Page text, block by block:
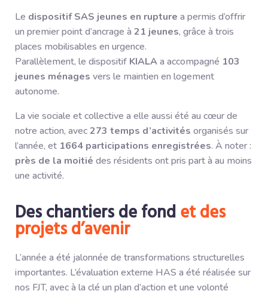
Le dispositif SAS jeunes en rupture a permis d’offrir
un premier point d’ancrage à 21 jeunes, grâce à trois
places mobilisables en urgence.
Parallèlement, le dispositif KIALAa accompagné 103
jeunes ménages vers le maintien en logement
autonome.
La vie sociale et collective a elle aussi été au cœur de
notre action, avec273 temps d’activités organisés sur
l’année, et 1664 participations enregistrées. À noter :
près de la moitié des résidents ont pris part à au moins
une activité.
Des chantiers de fondet des
projets d’avenir
L’année a été jalonnée de transformations structurelles
importantes. L’évaluation externe HAS a été réalisée sur
nos FJT, avec à la clé un plan d’action et une volonté